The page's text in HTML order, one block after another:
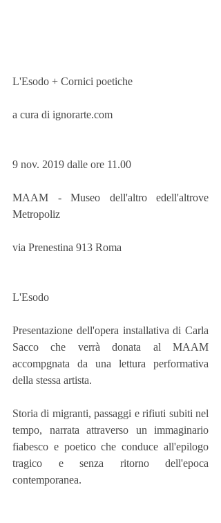
L'Esodo + Cornici poetiche
a cura di ignorarte.com
9 nov. 2019 dalle ore 11.00
MAAM - Museo dell'altro edell'altrove
Metropoliz
via Prenestina 913 Roma
L'Esodo
Presentazione dell'opera installativa di Carla
Sacco che verrà donata al MAAM
accompgnata da una lettura performativa
della stessa artista.
Storia di migranti, passaggi e rifiuti subiti nel
tempo, narrata attraverso un immaginario
fiabesco e poetico che conduce all'epilogo
tragico e senza ritorno dell'epoca
contemporanea.